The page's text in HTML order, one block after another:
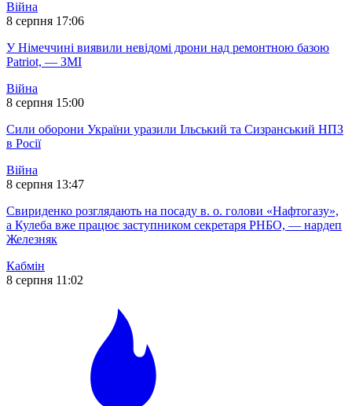
Війна
8 серпня 17:06
У Німеччині виявили невідомі дрони над ремонтною базою
Patriot, — ЗМІ
Війна
8 серпня 15:00
Сили оборони України уразили Ільський та Сизранський НПЗ
в Росії
Війна
8 серпня 13:47
Свириденко розглядають на посаду в. о. голови «Нафтогазу»,
а Кулеба вже працює заступником секретаря РНБО, — нардеп
Железняк
Кабмін
8 серпня 11:02